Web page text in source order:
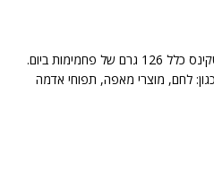
– תפריט דיאטת אקו אטקינס כלל 126 גרם של פחמימות ביום.
לחם, מוצרי מאפה, תפוחי אדמה